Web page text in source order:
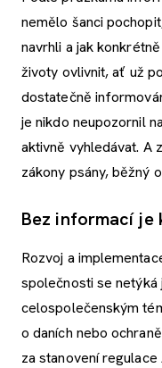
nemělo šanci
navrhli a jak
životy ovlivnit, ať už
dostatečně
je nikdo neupozornil
aktivně vyhledávat. A
zákony psány, běžný
Bez informací je
Rozvoj a
společnosti se
celospolečenským
o daních nebo
za stanovení